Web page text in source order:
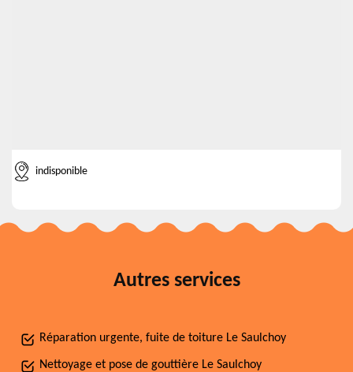
indisponible
Autres services
Réparation urgente, fuite de toiture Le Saulchoy
Nettoyage et pose de gouttière Le Saulchoy